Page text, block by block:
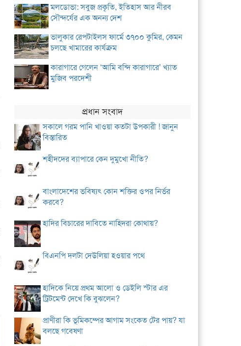
মলডোভা: সবুজ প্রকৃতি, ইতিহাস আর নীরব
সৌন্দর্যের এক অনন্য দেশ
ভালুকার রেপটাইলস ফার্মে ৩৭০০ কুমির, কেমন
চলছে খামারের কার্যক্রম
কারাগারে গেলেন ‘আমি বন্দি কারাগারে’ খ্যাত
মুজিব পরদেশী
প্রধান সংবাদ
সকালে গরম পানি খাওয়া কতটা উপকারী ! জানুন
বিস্তারিত
শহীদদের ব্যাপারে কেন দুমুখো নীতি?
বাংলাদেশের ভবিষ্যৎ কোন শক্তির ওপর নির্ভর
করবে?
হাদির বিচারের দাবিতে নাহিদরা কোথায়?
বিএনপি দলটা দেউলিয়া হওয়ার পথে
হাদিকে নিয়ে প্রথম আলো ও ডেইলি স্টার এর
ট্রিটমেন্ট দেখে কি বুঝলেন?
প্রাণীরা কি ভূমিকম্পের আগাম সংকেত টের পায়? যা
বলছে গবেষণা